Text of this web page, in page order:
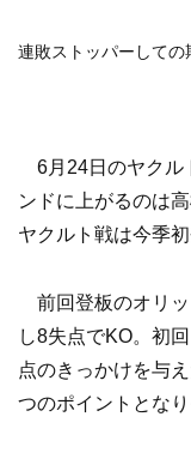
連敗ストッパーしての
6月24日のヤクル
ンドに上がるのは
ヤクルト戦は今季初
前回登板のオリッ
し8失点でKO。初
点のきっかけを与
つのポイントとなり